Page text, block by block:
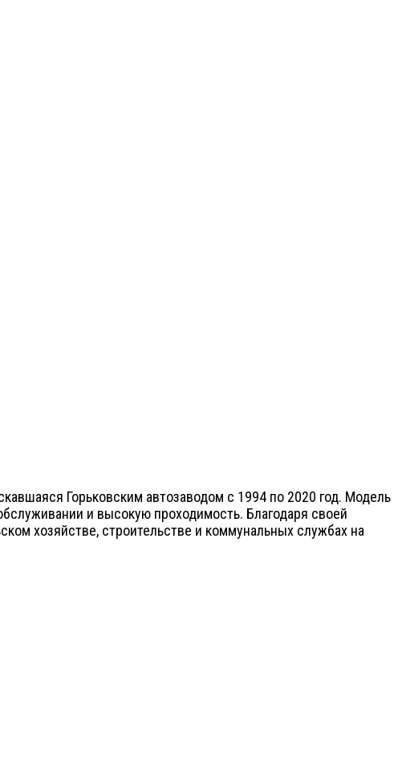
Горьковским автозаводом с 1994 по 2020 год. Модель
и высокую проходимость. Благодаря своей
хозяйстве, строительстве и коммунальных службах на